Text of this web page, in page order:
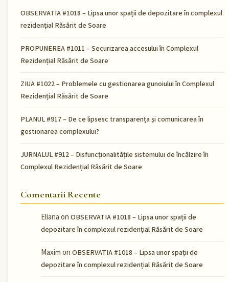
OBSERVATIA #1018 – Lipsa unor spații de depozitare în complexul
rezidențial Răsărit de Soare
PROPUNEREA #1011 – Securizarea accesului în Complexul
Rezidențial Răsărit de Soare
ZIUA #1022 – Problemele cu gestionarea gunoiului în Complexul
Rezidențial Răsărit de Soare
PLANUL #917 – De ce lipsesc transparența și comunicarea în
gestionarea complexului?
JURNALUL #912 – Disfuncționalitățile sistemului de încălzire în
Complexul Rezidențial Răsărit de Soare
Comentarii Recente
Elianaon OBSERVATIA #1018 – Lipsa unor spații de
depozitare în complexul rezidențial Răsărit de Soare
Maximon OBSERVATIA #1018 – Lipsa unor spații de
depozitare în complexul rezidențial Răsărit de Soare